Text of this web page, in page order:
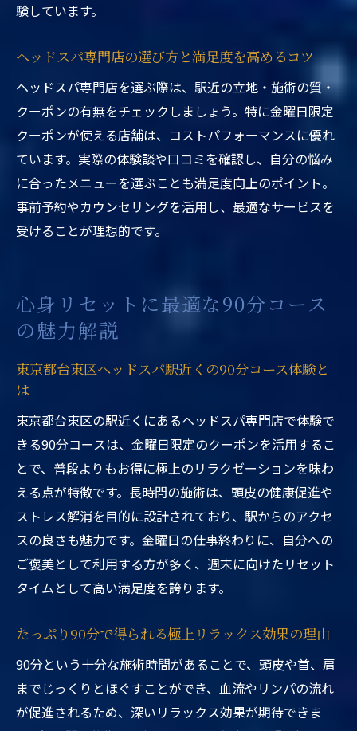
験しています。
ヘッドスパ専門店の選び方と満足度を高めるコツ
ヘッドスパ専門店を選ぶ際は、駅近の立地・施術の質・
クーポンの有無をチェックしましょう。特に金曜日限定
クーポンが使える店舗は、コストパフォーマンスに優れ
ています。実際の体験談や口コミを確認し、自分の悩み
に合ったメニューを選ぶことも満足度向上のポイント。
事前予約やカウンセリングを活用し、最適なサービスを
受けることが理想的です。
心身リセットに最適な90分コース
の魅力解説
東京都台東区ヘッドスパ駅近くの90分コース体験と
は
東京都台東区の駅近くにあるヘッドスパ専門店で体験で
きる90分コースは、金曜日限定のクーポンを活用するこ
とで、普段よりもお得に極上のリラクゼーションを味わ
える点が特徴です。長時間の施術は、頭皮の健康促進や
ストレス解消を目的に設計されており、駅からのアクセ
スの良さも魅力です。金曜日の仕事終わりに、自分への
ご褒美として利用する方が多く、週末に向けたリセット
タイムとして高い満足度を誇ります。
たっぷり90分で得られる極上リラックス効果の理由
90分という十分な施術時間があることで、頭皮や首、肩
までじっくりとほぐすことができ、血流やリンパの流れ
が促進されるため、深いリラックス効果が期待できま